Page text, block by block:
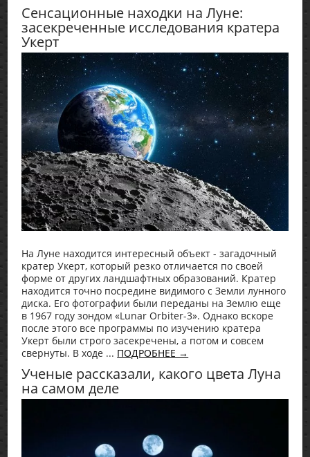
Сенсационные находки на Луне:
засекреченные исследования кратера
Укерт
На Луне находится интересный объект - загадочный
кратер Укерт, который резко отличается по своей
форме от других ландшафтных образований. Кратер
находится точно посредине видимого с Земли лунного
диска. Его фотографии были переданы на Землю еще
в 1967 году зондом «Lunar Orbiter-3». Однако вскоре
после этого все программы по изучению кратера
Укерт были строго засекречены, а потом и совсем
свернуты. В ходе ... ПОДРОБНЕЕ →
Ученые рассказали, какого цвета Луна
на самом деле